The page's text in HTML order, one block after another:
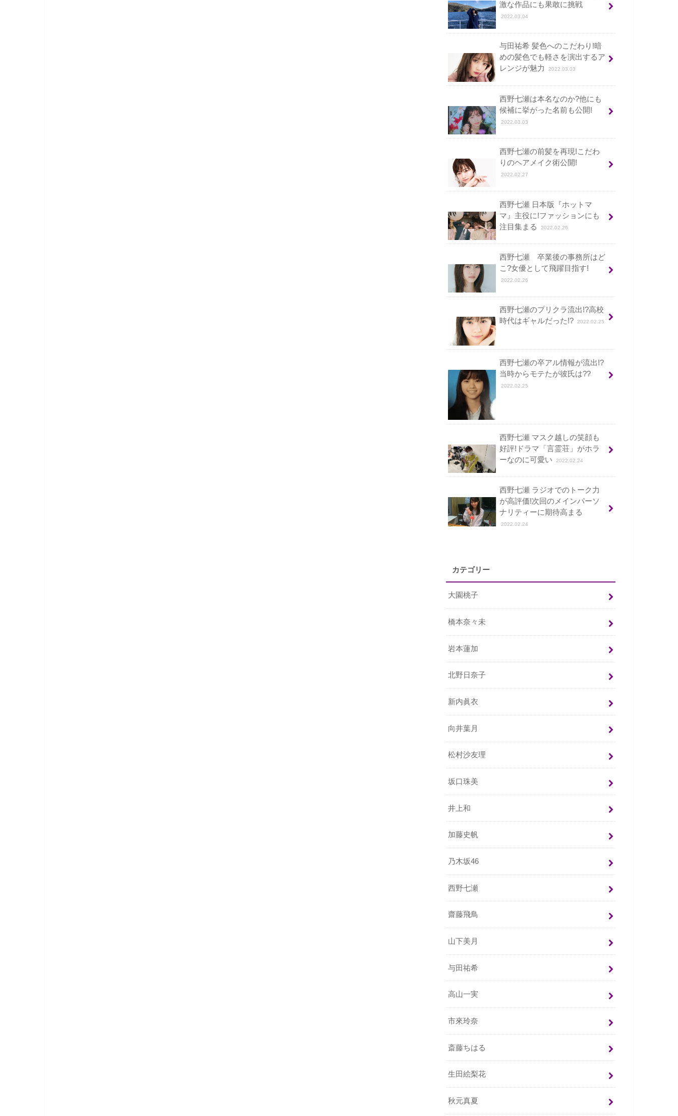
激な作品にも果敢に挑戦
2022.03.04
与田祐希 髪色へのこだわり!暗
めの髪色でも軽さを演出するア
レンジが魅力
2022.03.03
西野七瀬は本名なのか?他にも
候補に挙がった名前も公開!
2022.03.03
西野七瀬の前髪を再現!こだわ
りのヘアメイク術公開!
2022.02.27
西野七瀬 日本版『ホットマ
マ』主役に!ファッションにも
注目集まる
2022.02.26
西野七瀬 卒業後の事務所はど
こ?女優として飛躍目指す!
2022.02.26
西野七瀬のプリクラ流出!?高校
時代はギャルだった!?
2022.02.25
西野七瀬の卒アル情報が流出!?
当時からモテたが彼氏は??
2022.02.25
西野七瀬 マスク越しの笑顔も
好評!ドラマ「言霊荘」がホラ
ーなのに可愛い
2022.02.24
西野七瀬 ラジオでのトーク力
が高評価!次回のメインパーソ
ナリティーに期待高まる
2022.02.24
カテゴリー
大園桃子
橋本奈々未
岩本蓮加
北野日奈子
新内眞衣
向井葉月
松村沙友理
坂口珠美
井上和
加藤史帆
乃木坂46
西野七瀬
齋藤飛鳥
山下美月
与田祐希
高山一実
市來玲奈
斎藤ちはる
生田絵梨花
秋元真夏